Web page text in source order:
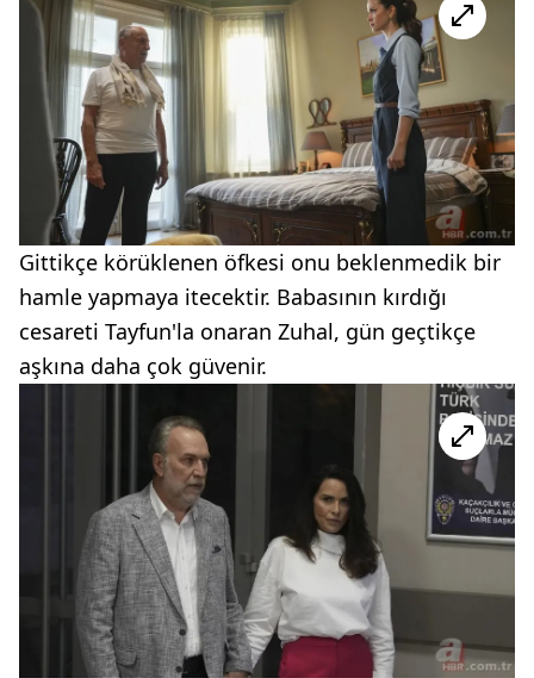
Gittikçe körüklenen öfkesi onu beklenmedik bir
hamle yapmaya itecektir. Babasının kırdığı
cesareti Tayfun'la onaran Zuhal, gün geçtikçe
aşkına daha çok güvenir.